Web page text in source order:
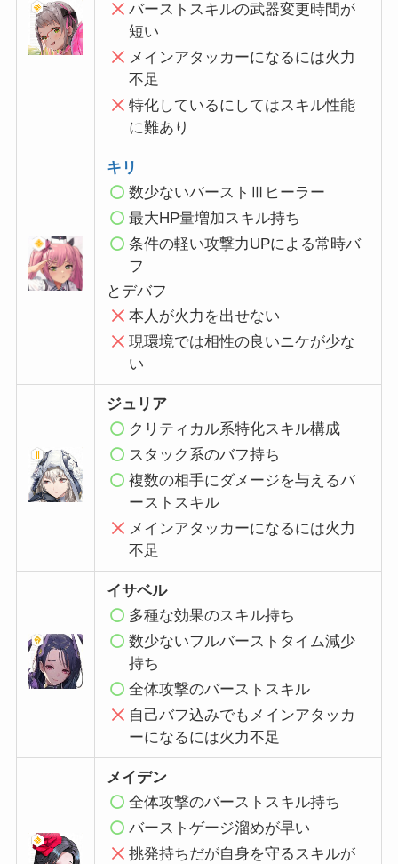
バーストスキルの武器変更時間が
短い
メインアタッカーになるには火力
不足
特化しているにしてはスキル性能
に難あり
キリ
数少ないバーストⅢヒーラー
最大HP量増加スキル持ち
条件の軽い攻撃力UPによる常時バ
フ
とデバフ
本人が火力を出せない
現環境では相性の良いニケが少な
い
ジュリア
クリティカル系特化スキル構成
スタック系のバフ持ち
複数の相手にダメージを与えるバ
ーストスキル
メインアタッカーになるには火力
不足
イサベル
多種な効果のスキル持ち
数少ないフルバーストタイム減少
持ち
全体攻撃のバーストスキル
自己バフ込みでもメインアタッカ
ーになるには火力不足
メイデン
全体攻撃のバーストスキル持ち
バーストゲージ溜めが早い
挑発持ちだが自身を守るスキルが